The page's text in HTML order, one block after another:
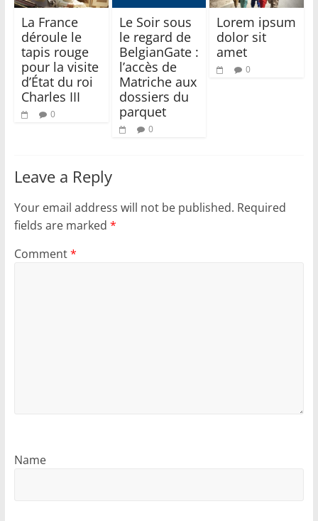
La France
déroule le
tapis rouge
pour la visite
d’État du roi
Charles III
0
Le Soir sous
le regard de
BelgianGate :
l’accès de
Matriche aux
dossiers du
parquet
0
Lorem ipsum
dolor sit
amet
0
Leave a Reply
Your email address will not be published. Required
fields are marked *
Comment*
Name